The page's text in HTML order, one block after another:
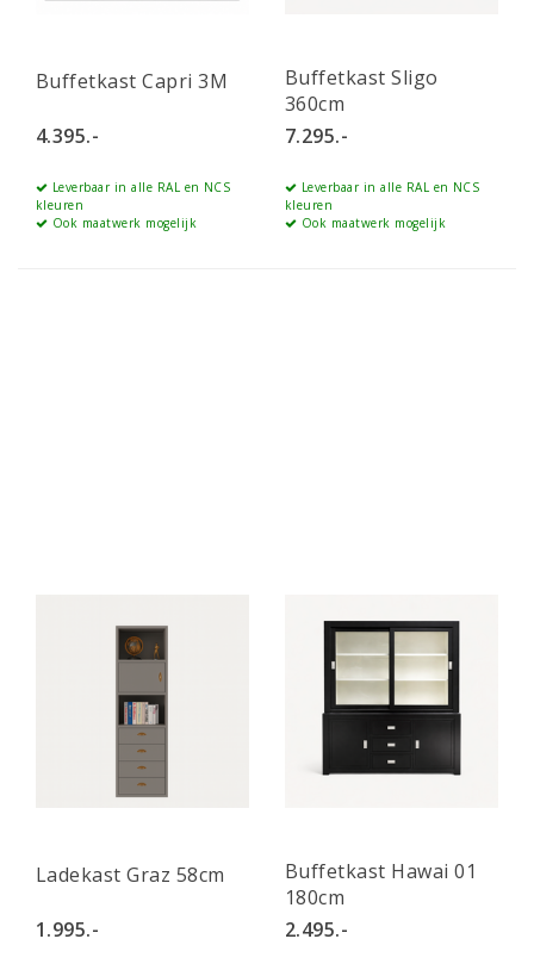
Buffetkast Capri 3M
4.395.-
Leverbaar in alle RAL en NCS
kleuren
Ook maatwerk mogelijk
Buffetkast Sligo
360cm
7.295.-
Leverbaar in alle RAL en NCS
kleuren
Ook maatwerk mogelijk
Ladekast Graz 58cm
1.995.-
Buffetkast Hawai 01
180cm
2.495.-